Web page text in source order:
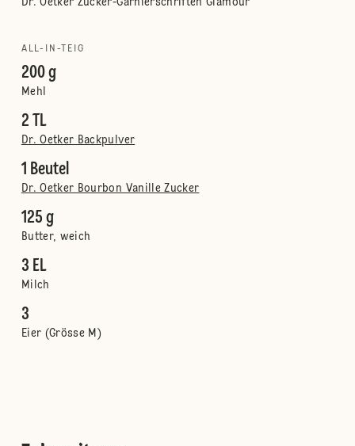
Dr. Oetker Zucker-Garnierschriften Glamour
ALL-IN-TEIG
200 g
Mehl
2 TL
Dr. Oetker Backpulver
1 Beutel
Dr. Oetker Bourbon Vanille Zucker
125 g
Butter, weich
3 EL
Milch
3
Eier (Grösse M)